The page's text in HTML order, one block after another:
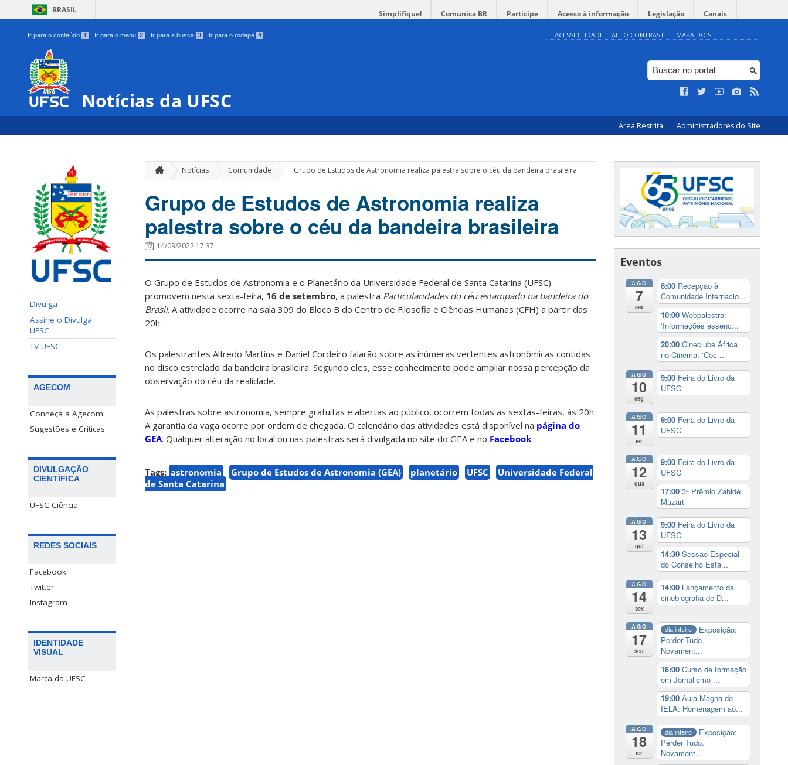
BRASIL Simplifique! Comunica BR Participe Acesso à informação Legislação Canais
Ir para o conteúdo 1 Ir para o menu 2 Ir para a busca 3 Ir para o rodapé 4 ACESSIBILIDADE ALTO CONTRASTE MAPA DO SITE
Notícias da UFSC
Área Restrita Administradores do Site
Divulga
Assine o Divulga
UFSC
TV UFSC
AGECOM
Conheça a Agecom
Sugestões e Críticas
DIVULGAÇÃO
CIENTÍFICA
UFSC Ciência
REDES SOCIAIS
Facebook
Twitter
Instagram
IDENTIDADE
VISUAL
Marca da UFSC
Notícias Comunidade » Grupo de Estudos de Astronomia realiza palestra sobre o céu da bandeira brasileira
Grupo de Estudos de Astronomia realiza
palestra sobre o céu da bandeira brasileira
14/09/2022 17:37
O Grupo de Estudos de Astronomia e o Planetário da Universidade Federal de Santa Catarina (UFSC)
promovem nesta sexta-feira, 16 de setembro, a palestra Particularidades do céu estampado na bandeira do
Brasil. A atividade ocorre na sala 309 do Bloco B do Centro de Filosofia e Ciências Humanas (CFH) a partir das
20h.
Os palestrantes Alfredo Martins e Daniel Cordeiro falarão sobre as inúmeras vertentes astronômicas contidas
no disco estrelado da bandeira brasileira. Segundo eles, esse conhecimento pode ampliar nossa percepção da
observação do céu da realidade.
As palestras sobre astronomia, sempre gratuitas e abertas ao público, ocorrem todas as sextas-feiras, às 20h.
A garantia da vaga ocorre por ordem de chegada. O calendário das atividades está disponível na página do
GEA. Qualquer alteração no local ou nas palestras será divulgada no site do GEA e no Facebook.
Tags: astronomia Grupo de Estudos de Astronomia (GEA) planetário UFSC
Universidade Federal
de Santa Catarina
Eventos
AGO
7
sex
8:00 Recepção à
Comunidade Internacio...
10:00 Webpalestra:
‘Informações essenc...
20:00 Cineclube África
no Cinema: ‘Coc...
AGO
10
seg
9:00 Feira do Livro da
UFSC
AGO
11
ter
9:00 Feira do Livro da
UFSC
AGO
12
qua
9:00 Feira do Livro da
UFSC
17:00 3º Prêmio Zahidé
Muzart
AGO
13
qui
9:00 Feira do Livro da
UFSC
14:30 Sessão Especial
do Conselho Esta...
AGO
14
sex
14:00 Lançamento da
cinebiografia de D...
AGO
17
seg
dia inteiro
Exposição:
Perder Tudo.
Novament...
16:00 Curso de formação
em Jornalismo ...
19:00 Aula Magna do
IELA: Homenagem ao...
AGO
18
ter
dia inteiro
Exposição:
Perder Tudo.
Novament...